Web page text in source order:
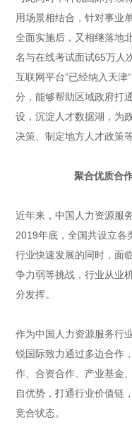
用场景相结合，针对事业
全面实施后，又相继落地
名与在线考试面试65万人
互联网平台”已经纳入天津
分，能够帮助区域政府打
设，沉淀人才数据湖，为
决策、制定地方人才政策
聚合优质合
近年来，中国人力资源服
2019年底，全国共设立各
行业快速发展的同时，面
争力弱等挑战，行业从业
分发挥。
作为中国人力资源服务行
锐国际致力通过多边合作
作、合资合作、产业基金
自优势，打通行业价值链
竞合状态。